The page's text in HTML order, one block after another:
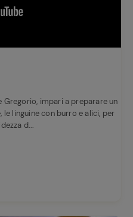
Gregorio, impari a preparare un
linguine con burro e alici, per
d...